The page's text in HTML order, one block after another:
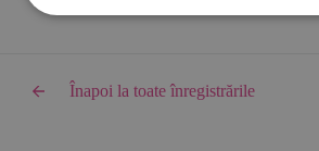
Înapoi la toate înregistrările